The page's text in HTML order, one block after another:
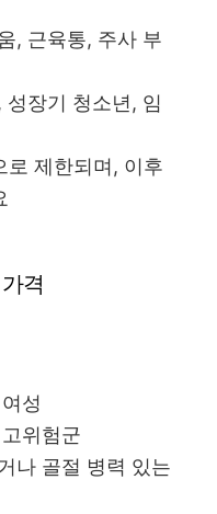
, 근육통, 주사 부
장기 청소년, 임
제한되며, 이후
격
성
위험군
나 골절 병력 있는